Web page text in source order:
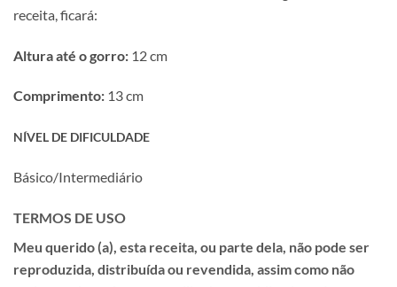
receita, ficará:
Altura até o gorro: 12 cm
Comprimento: 13 cm
NÍVEL DE DIFICULDADE
Básico/Intermediário
TERMOS DE USO
Meu querido (a), esta receita, ou parte dela, não pode ser
reproduzida, distribuída ou revendida, assim como não